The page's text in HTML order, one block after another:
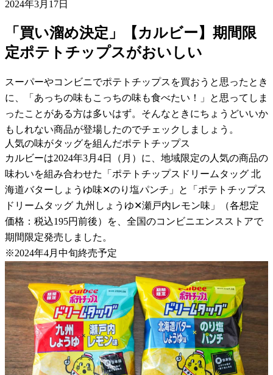
2024年3月17日
「買い溜め決定」【カルビー】期間限
定ポテトチップスがおいしい
スーパーやコンビニでポテトチップスを買おうと思ったとき
に、「あっちの味もこっちの味も食べたい！」と思ってしま
ったことがある方は多いはず。そんなときにちょうどいいか
もしれない商品が登場したのでチェックしましょう。
人気の味がタッグを組んだポテトチップス
カルビーは2024年3月4日（月）に、地域限定の人気の商品の
味わいを組み合わせた「ポテトチップスドリームタッグ 北
海道バターしょうゆ味✕のり塩パンチ」と「ポテトチップス
ドリームタッグ 九州しょうゆ✕瀬戸内レモン味」（各想定
価格：税込195円前後）を、全国のコンビニエンスストアで
期間限定発売しました。
※2024年4月中旬終売予定